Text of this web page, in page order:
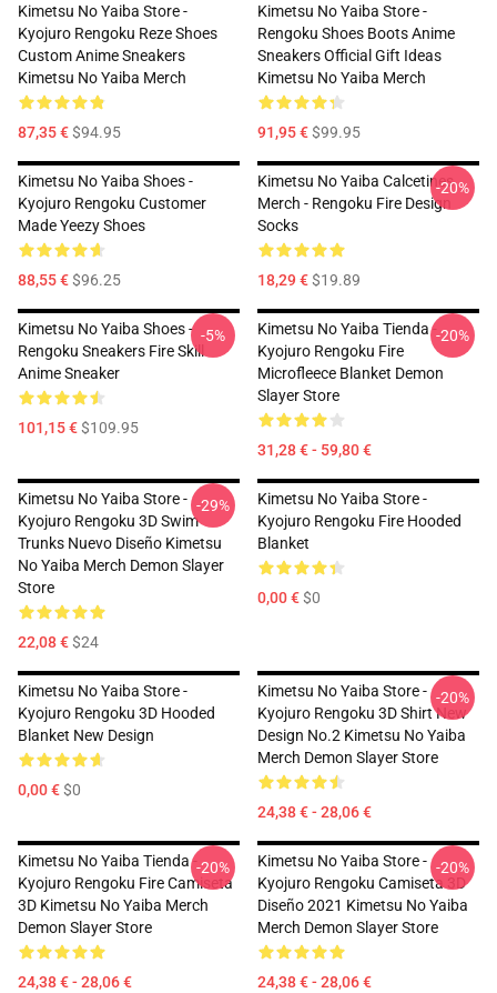
Kimetsu No Yaiba Store -
Kyojuro Rengoku Reze Shoes
Custom Anime Sneakers
Kimetsu No Yaiba Merch
87,35 €$94.95
Kimetsu No Yaiba Store -
Rengoku Shoes Boots Anime
Sneakers Official Gift Ideas
Kimetsu No Yaiba Merch
91,95 €$99.95
Kimetsu No Yaiba Shoes -
Kyojuro Rengoku Customer
Made Yeezy Shoes
88,55 €$96.25
Kimetsu No Yaiba Calcetines
Merch - Rengoku Fire Design
Socks
18,29 €$19.89
-20%
Kimetsu No Yaiba Shoes -
Rengoku Sneakers Fire Skill
Anime Sneaker
101,15 €$109.95
-5%
Kimetsu No Yaiba Tienda -
Kyojuro Rengoku Fire
Microfleece Blanket Demon
Slayer Store
31,28 € - 59,80 €
-20%
Kimetsu No Yaiba Store -
Kyojuro Rengoku 3D Swim
Trunks Nuevo Diseño Kimetsu
No Yaiba Merch Demon Slayer
Store
22,08 €$24
-29%
Kimetsu No Yaiba Store -
Kyojuro Rengoku Fire Hooded
Blanket
0,00 €$0
Kimetsu No Yaiba Store -
Kyojuro Rengoku 3D Hooded
Blanket New Design
0,00 €$0
Kimetsu No Yaiba Store -
Kyojuro Rengoku 3D Shirt New
Design No.2 Kimetsu No Yaiba
Merch Demon Slayer Store
24,38 € - 28,06 €
-20%
Kimetsu No Yaiba Tienda -
Kyojuro Rengoku Fire Camiseta
3D Kimetsu No Yaiba Merch
Demon Slayer Store
24,38 € - 28,06 €
-20%
Kimetsu No Yaiba Store -
Kyojuro Rengoku Camiseta 3D
Diseño 2021 Kimetsu No Yaiba
Merch Demon Slayer Store
24,38 € - 28,06 €
-20%